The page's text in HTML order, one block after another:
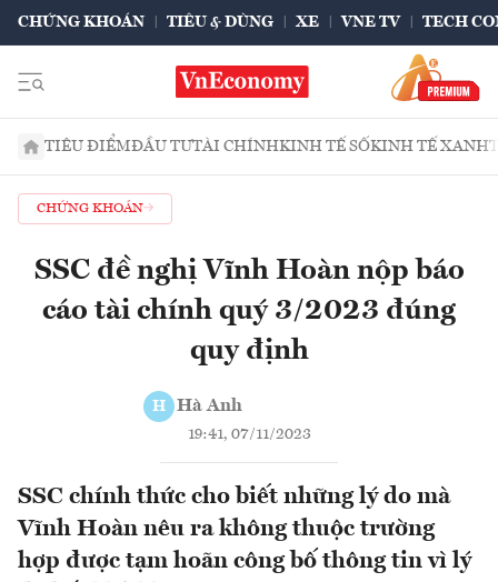
CHỨNG KHOÁN TIÊU & DÙNG XE VNE TV TECH
TIÊU ĐIỂMĐẦU TƯTÀI CHÍNHKINH TẾ SỐKINH TẾ XANH
CHỨNG KHOÁN
SSC đề nghị Vĩnh Hoàn nộp báo
cáo tài chính quý 3/2023 đúng
quy định
H Hà Anh
19:41, 07/11/2023
SSC chính thức cho biết những lý do mà
Vĩnh Hoàn nêu ra không thuộc trường
hợp được tạm hoãn công bố thông tin vì lý